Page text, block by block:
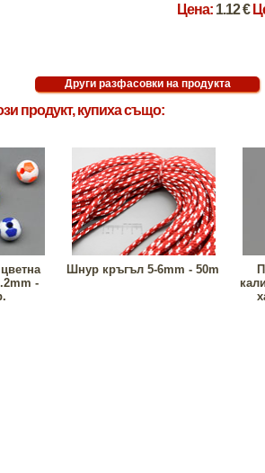
Цена: 1.12 €
продукт, купиха също:
-
Шнур кръгъл 5-6mm - 50m